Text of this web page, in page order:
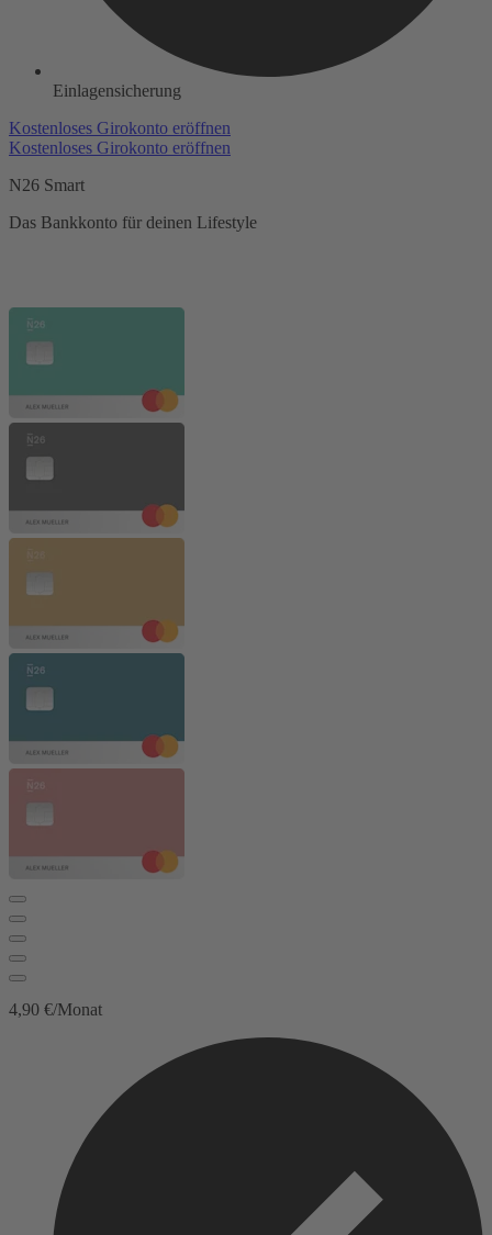
Einlagensicherung
Kostenloses Girokonto eröffnen
Kostenloses Girokonto eröffnen
N26 Smart
Das Bankkonto für deinen Lifestyle
4,90 €/Monat